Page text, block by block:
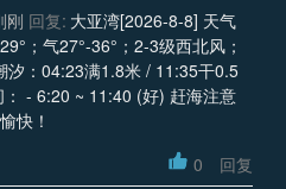
刚 回复: 大亚湾[2026-8-8] 天气
；气27°-36°；2-3级西北风；
汐：04:23满1.8米 / 11:35干0.5
- 6:20 ~ 11:40 (好) 赶海注意
快！
0 回复